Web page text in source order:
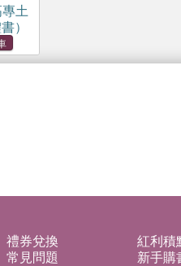
土
）
禮券兌換
紅利積
常見問題
新手購